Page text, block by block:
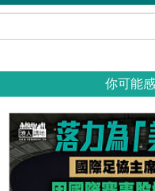
你可能